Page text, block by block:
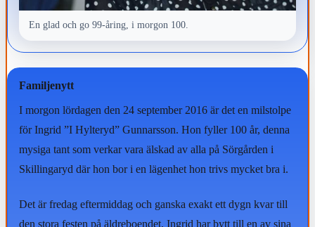
En glad och go 99-åring, i morgon 100.
Familjenytt
I morgon lördagen den 24 september 2016 är det en milstolpe
för Ingrid ”I Hylteryd” Gunnarsson. Hon fyller 100 år, denna
mysiga tant som verkar vara älskad av alla på Sörgården i
Skillingaryd där hon bor i en lägenhet hon trivs mycket bra i.
Det är fredag eftermiddag och ganska exakt ett dygn kvar till
den stora festen på äldreboendet. Ingrid har bytt till en av sina